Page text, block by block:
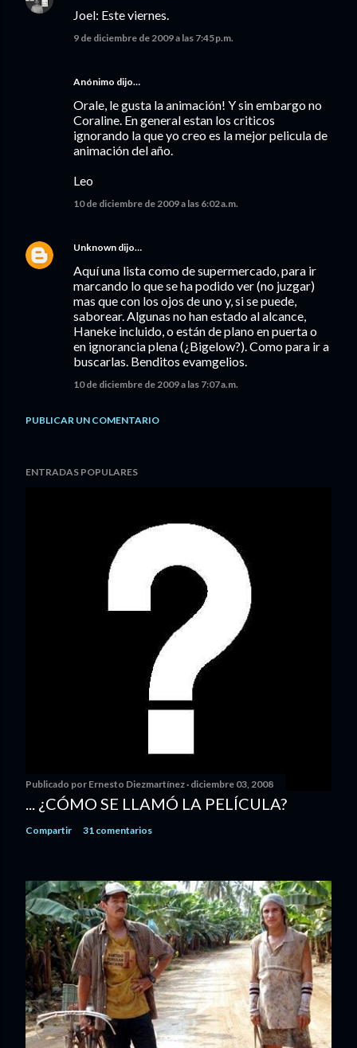
Joel: Este viernes.
9 de diciembre de 2009 a las 7:45 p.m.
Anónimo dijo…
Orale, le gusta la animación! Y sin embargo no
Coraline. En general estan los criticos
ignorando la que yo creo es la mejor pelicula de
animación del año.
Leo
10 de diciembre de 2009 a las 6:02 a.m.
Unknown dijo…
Aquí una lista como de supermercado, para ir
marcando lo que se ha podido ver (no juzgar)
mas que con los ojos de uno y, si se puede,
saborear. Algunas no han estado al alcance,
Haneke incluido, o están de plano en puerta o
en ignorancia plena (¿Bigelow?). Como para ir a
buscarlas. Benditos evamgelios.
10 de diciembre de 2009 a las 7:07 a.m.
PUBLICAR UN COMENTARIO
ENTRADAS POPULARES
Publicado por Ernesto Diezmartínez diciembre 03, 2008
... ¿CÓMO SE LLAMÓ LA PELÍCULA?
Compartir 31 comentarios